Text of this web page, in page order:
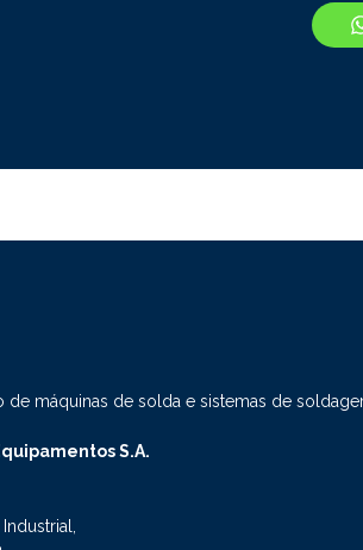
de máquinas de solda e sistemas de
S.A.